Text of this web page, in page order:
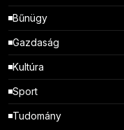
Bűnügy
Gazdaság
Kultúra
Sport
Tudomány